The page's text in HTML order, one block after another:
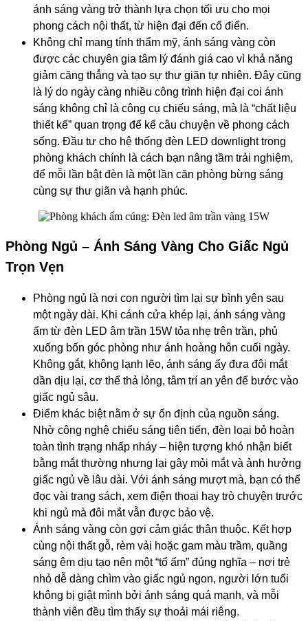
ánh sáng vàng trở thành lựa chọn tối ưu cho mọi
phong cách nội thất, từ hiện đại đến cổ điển.
Không chỉ mang tính thẩm mỹ, ánh sáng vàng còn
được các chuyên gia tâm lý đánh giá cao vì khả năng
giảm căng thẳng và tạo sự thư giãn tự nhiên. Đây cũng
là lý do ngày càng nhiều công trình hiện đại coi ánh
sáng không chỉ là công cụ chiếu sáng, mà là “chất liệu
thiết kế” quan trọng để kể câu chuyện về phong cách
sống. Đầu tư cho hệ thống đèn LED downlight trong
phòng khách chính là cách bạn nâng tầm trải nghiệm,
để mỗi lần bật đèn là một lần căn phòng bừng sáng
cùng sự thư giãn và hạnh phúc.
Phòng Ngủ – Ánh Sáng Vàng Cho Giấc Ngủ
Trọn Vẹn
Phòng ngủ là nơi con người tìm lại sự bình yên sau
một ngày dài. Khi cánh cửa khép lại, ánh sáng vàng
ấm từ đèn LED âm trần 15W tỏa nhẹ trên trần, phủ
xuống bốn góc phòng như ánh hoàng hôn cuối ngày.
Không gắt, không lạnh lẽo, ánh sáng ấy đưa đôi mắt
dần dịu lại, cơ thể thả lỏng, tâm trí an yên để bước vào
giấc ngủ sâu.
Điểm khác biệt nằm ở sự ổn định của nguồn sáng.
Nhờ công nghệ chiếu sáng tiên tiến, đèn loại bỏ hoàn
toàn tình trạng nhấp nháy – hiện tượng khó nhận biết
bằng mắt thường nhưng lại gây mỏi mắt và ảnh hưởng
giấc ngủ về lâu dài. Với ánh sáng mượt mà, bạn có thể
đọc vài trang sách, xem điện thoại hay trò chuyện trước
khi ngủ mà đôi mắt vẫn được bảo vệ.
Ánh sáng vàng còn gợi cảm giác thân thuộc. Kết hợp
cùng nội thất gỗ, rèm vải hoặc gam màu trầm, quầng
sáng êm dịu tạo nên một “tổ ấm” đúng nghĩa – nơi trẻ
nhỏ dễ dàng chìm vào giấc ngủ ngon, người lớn tuổi
không bị giật mình bởi ánh sáng quá mạnh, và mỗi
thành viên đều tìm thấy sự thoải mái riêng.